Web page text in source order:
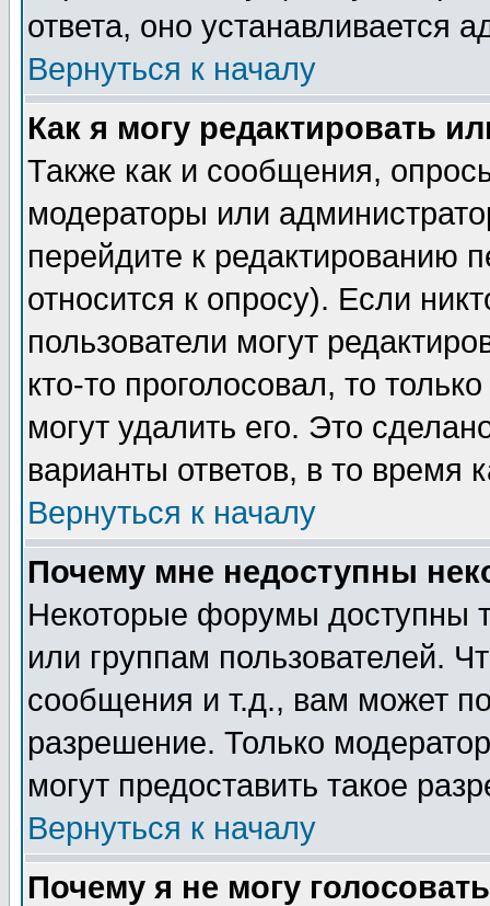
ответа, оно устанавливается
Вернуться к началу
Как я могу редактировать
Также как и сообщения,
модераторы или
перейдите к редактированию
относится к опросу). Если
пользователи могут
кто-то проголосовал, то
могут удалить его. Это
варианты ответов, в то время
Вернуться к началу
Почему мне недоступны
Некоторые форумы доступны
или группам пользователей.
сообщения и т.д., вам может
разрешение. Только
могут предоставить такое
Вернуться к началу
Почему я не могу